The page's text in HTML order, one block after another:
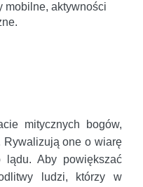
mobilne, aktywności
mitycznych bogów,
Rywalizują one o wiarę
lądu. Aby powiększać
ludzi, którzy w